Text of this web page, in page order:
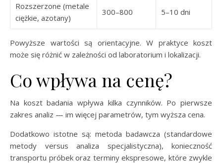
Rozszerzone (metale
ciężkie, azotany)
300–800 5–10 dni
Powyższe wartości są orientacyjne. W praktyce koszt
może się różnić w zależności od laboratorium i lokalizacji.
Co wpływa na cenę?
Na koszt badania wpływa kilka czynników. Po pierwsze
zakres analiz — im więcej parametrów, tym wyższa cena.
Dodatkowo istotne są: metoda badawcza (standardowe
metody versus analiza specjalistyczna), konieczność
transportu próbek oraz terminy ekspresowe, które zwykle